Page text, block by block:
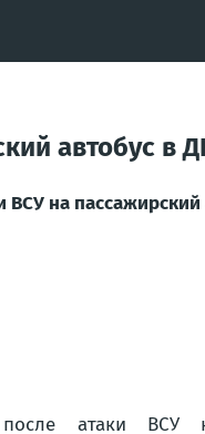
автобус
ВСУ на пассажирский